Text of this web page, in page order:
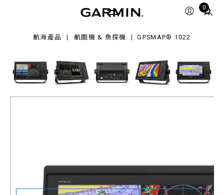
0
Total
航海產品 航圖機 & 魚探機 GPSMAP® 1022
產品料號010-01740-00